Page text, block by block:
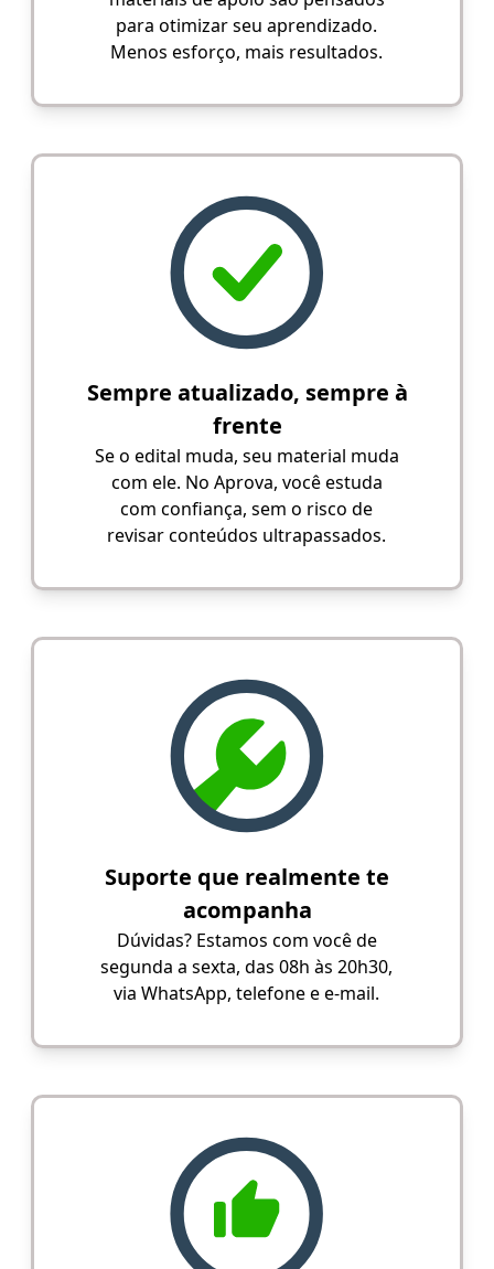
para otimizar seu aprendizado.
Menos esforço, mais resultados.
Sempre atualizado, sempre à
frente
Se o edital muda, seu material muda
com ele. No Aprova, você estuda
com confiança, sem o risco de
revisar conteúdos ultrapassados.
Suporte que realmente te
acompanha
Dúvidas? Estamos com você de
segunda a sexta, das 08h às 20h30,
via WhatsApp, telefone e e-mail.